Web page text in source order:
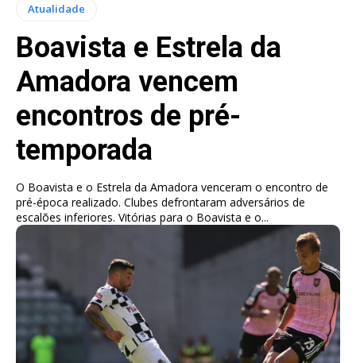
Atualidade
Boavista e Estrela da
Amadora vencem
encontros de pré-
temporada
O Boavista e o Estrela da Amadora venceram o encontro de
pré-época realizado. Clubes defrontaram adversários de
escalões inferiores. Vitórias para o Boavista e o...